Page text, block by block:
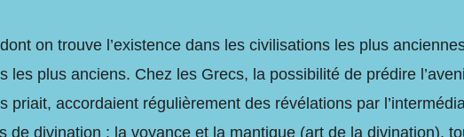
dont on trouve l’existence dans les civilisations les plus
plus anciens. Chez les Grecs, la possibilité de prédire
priait, accordaient régulièrement des révélations par
divination : la voyance et la mantique (art de la divination),